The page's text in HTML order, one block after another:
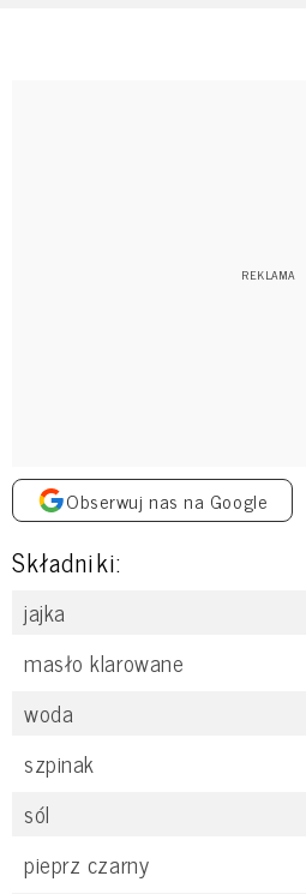
Obserwuj nas na Google
Składniki:
jajka
masło klarowane
woda
szpinak
sól
pieprz czarny